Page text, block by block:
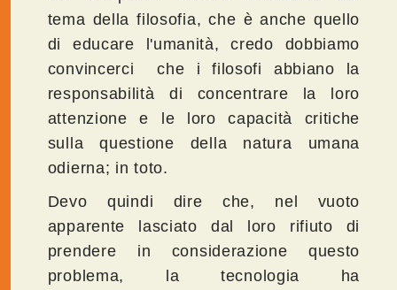
tema della filosofia, che è anche quello
di educare l'umanità, credo dobbiamo
convincerci che i filosofi abbiano la
responsabilità di concentrare la loro
attenzione e le loro capacità critiche
sulla questione della natura umana
odierna; in toto.
Devo quindi dire che, nel vuoto
apparente lasciato dal loro rifiuto di
prendere in considerazione questo
problema, la tecnologia ha